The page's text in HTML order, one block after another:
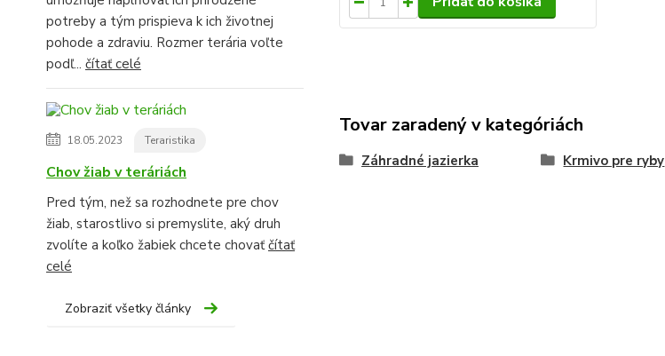
potreby a tým prispieva k ich životnej
pohode a zdraviu. Rozmer terária voľte
podľ... čítať celé
18.05.2023 Teraristika
Chov žiab v teráriách
Pred tým, než sa rozhodnete pre chov
žiab, starostlivo si premyslite, aký druh
zvolíte a koľko žabiek chcete chovaťčítať
celé
Zobraziť všetky články
Tovar zaradený v kategóriách
Záhradné jazierka Krmivo pre ryby